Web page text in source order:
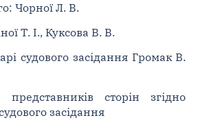
Чорної Л. В.
Т. І., Куксова В. В.
судового засідання Громак В.
сторін згідно
засідання